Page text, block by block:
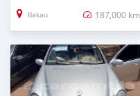
Bakau 187,000 km